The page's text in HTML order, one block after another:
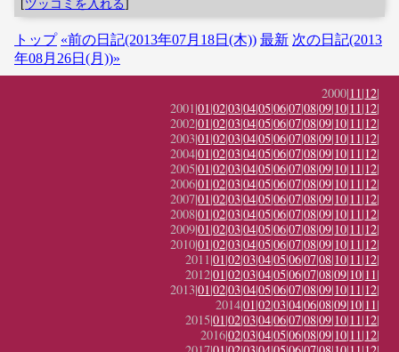
[ツッコミを入れる]
トップ «前の日記(2013年07月18日(木)) 最新 次の日記(2013
年08月26日(月))»
2000|11|12|
2001|01|02|03|04|05|06|07|08|09|10|11|12|
2002|01|02|03|04|05|06|07|08|09|10|11|12|
2003|01|02|03|04|05|06|07|08|09|10|11|12|
2004|01|02|03|04|05|06|07|08|09|10|11|12|
2005|01|02|03|04|05|06|07|08|09|10|11|12|
2006|01|02|03|04|05|06|07|08|09|10|11|12|
2007|01|02|03|04|05|06|07|08|09|10|11|12|
2008|01|02|03|04|05|06|07|08|09|10|11|12|
2009|01|02|03|04|05|06|07|08|09|10|11|12|
2010|01|02|03|04|05|06|07|08|09|10|11|12|
2011|01|02|03|04|05|06|07|08|10|11|12|
2012|01|02|03|04|05|06|07|08|09|10|11|
2013|01|02|03|04|05|06|07|08|09|10|11|12|
2014|01|02|03|04|06|08|09|10|11|
2015|01|02|03|04|06|07|08|09|10|11|12|
2016|02|03|04|05|06|08|09|10|11|12|